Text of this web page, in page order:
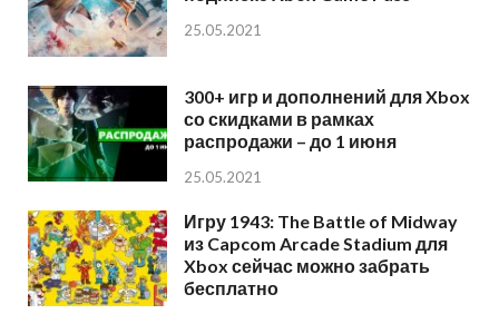
25.05.2021
300+ игр и дополнений для Xbox
со скидками в рамках
распродажи – до 1 июня
25.05.2021
Игру 1943: The Battle of Midway
из Capcom Arcade Stadium для
Xbox сейчас можно забрать
бесплатно